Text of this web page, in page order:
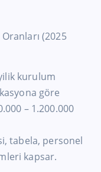
(2025
kurulum
göre
– 1.200.000
tabela, personel
kapsar.